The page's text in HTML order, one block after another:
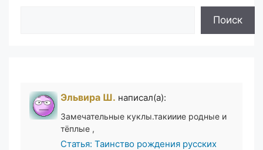
Поиск
Эльвира Ш. написал(а):
Замечательные куклы.такииие родные и
тёплые ,
Статья: Таинство рождения русских